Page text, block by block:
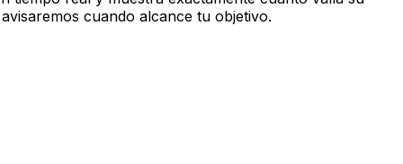
cuando alcance tu objetivo.